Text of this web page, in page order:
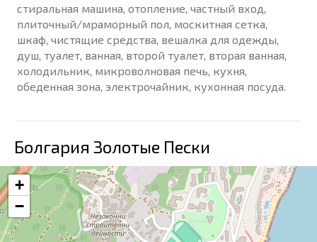
стиральная машина, отопление, частный вход,
плиточный/мраморный пол, москитная сетка,
шкаф, чистящие средства, вешалка для одежды,
душ, туалет, ванная, второй туалет, вторая ванная,
холодильник, микроволновая печь, кухня,
обеденная зона, электрочайник, кухонная посуда.
Болгария Золотые Пески
+
−